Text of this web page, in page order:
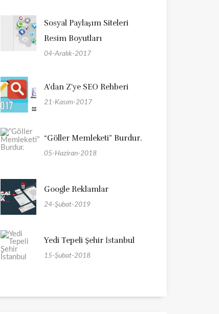
Sosyal Paylaşım Siteleri
Resim Boyutları
04-Aralık-2017
A'dan Z'ye SEO Rehberi
21-Kasım-2017
“Göller Memleketi” Burdur.
05-Haziran-2018
Google Reklamlar
24-Şubat-2019
Yedi Tepeli Şehir İstanbul
15-Şubat-2018